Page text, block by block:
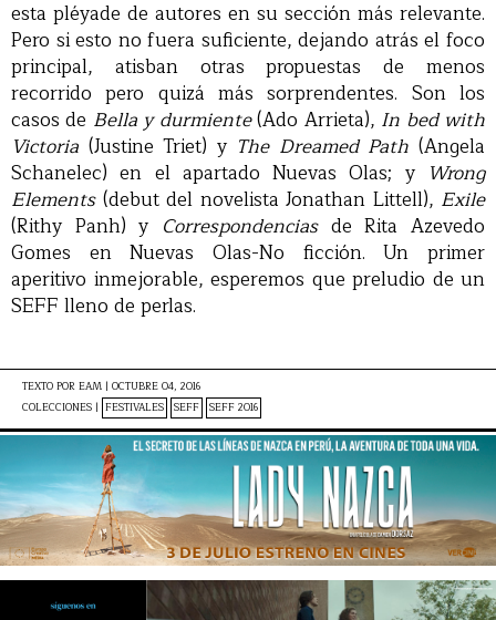
esta pléyade de autores en su sección más relevante.
Pero si esto no fuera suficiente, dejando atrás el foco
principal, atisban otras propuestas de menos
recorrido pero quizá más sorprendentes. Son los
casos de Bella y durmiente(Ado Arrieta), In bed with
Victoria (Justine Triet) yThe Dreamed Path (Angela
Schanelec) en el apartado Nuevas Olas; y Wrong
Elements(debut del novelista Jonathan Littell), Exile
(Rithy Panh) y Correspondenciasde Rita Azevedo
Gomes en Nuevas Olas-No ficción. Un primer
aperitivo inmejorable, esperemos que preludio de un
SEFF lleno de perlas.
TEXTO POR EAM | OCTUBRE 04, 2016
COLECCIONES | FESTIVALES SEFF SEFF 2016